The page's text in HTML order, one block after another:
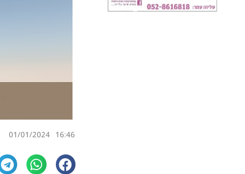
16:46
01/01/2024